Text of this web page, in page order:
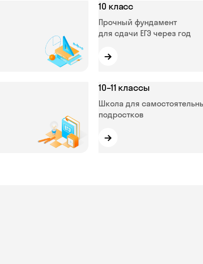
10 класс
Прочный фундамент
для сдачи ЕГЭ через год
→
10–11 классы
Школа для
подростков
→